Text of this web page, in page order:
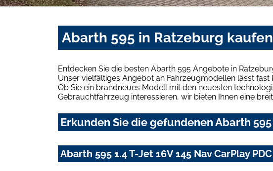
Abarth 595 in Ratzeburg
Entdecken Sie die besten Abarth 595 Angebote in
Unser vielfältiges Angebot an Fahrzeugmodellen lässt fast
Ob Sie ein brandneues Modell mit den neuesten
Gebrauchtfahrzeug interessieren, wir bieten Ihnen eine
Erkunden Sie die gefundenen Abarth
Abarth 595 1.4 T-Jet 16V 145 Nav CarPlay